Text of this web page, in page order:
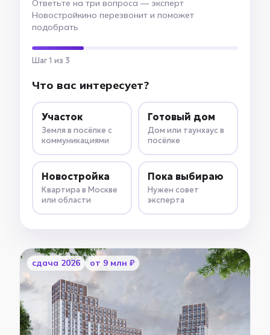
Ответьте на три вопроса — эксперт
Новостройкино перезвонит и поможет
подобрать
Шаг 1 из 3
Что вас интересует?
Участок
Земля в посёлке с
коммуникациями
Готовый дом
Дом или таунхаус в
посёлке
Новостройка
Квартира в Москве
или области
Пока выбираю
Нужен совет
эксперта
cдача 2026 от 9 млн ₽